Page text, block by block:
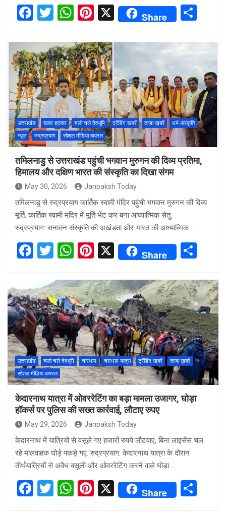
F
ce
b
o
o
k
T
tt
er
W
at
s
A
p
p
Pi
er
es
t
X Share
ar
e
उत्तराखंड खबर हटकर चलो चले देवभूमि ट्रेंडिंग खबरें ताज़ा ख़बरें
धर्म-संस्कृति
न्यूज़
रुद्रप्रयाग सोशल मीडिया वायरल
तमिलनाडु से उत्तराखंड पहुंची भगवान मुरुगन की दिव्य प्रतिमा,
हिमालय और दक्षिण भारत की संस्कृति का दिखा संगम
May 30, 2026 Janpaksh Today
तमिलनाडु से रुद्रप्रयाग कार्तिक स्वामी मंदिर पहुंची भगवान मुरुगन की दिव्य
मूर्ति, कार्तिक स्वामी मंदिर में मूर्ति भेंट कर बना आध्यात्मिक सेतु.
रुद्रप्रयाग: सनातन संस्कृति की अखंडता और भारत की आध्यात्मिक…
F
ce
b
o
o
k
T
tt
er
W
at
s
A
p
p
Pi
er
es
t
X Share
ar
e
उत्तराखंड चलो चले देवभूमि चारधाम चारधाम यात्रा ट्रेंडिंग खबरें
ताज़ा ख़बरें
सोशल मीडिया वायरल
केदारनाथ यात्रा में ओवररेटिंग का बड़ा मामला उजागर, घोड़ा
हॉकर्स पर पुलिस की सख्त कार्रवाई, लौटाए रुपए
May 29, 2026 Janpaksh Today
केदारनाथ में यात्रियों से वसूले गए हजारों रुपये लौटवाए, बिना लाइसेंस चल
रहे मालवाहक घोड़े पकड़े गए. रुद्रप्रयाग: केदारनाथ यात्रा के दौरान
तीर्थयात्रियों से अवैध वसूली और ओवररेटिंग करने वाले घोड़ा…
F
T
W Pi X Share